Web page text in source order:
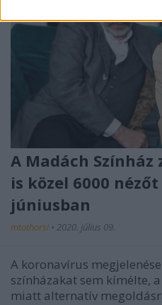
A Madách
is közel 6000
júniusban
mtothorsi • 2020. július 09.
A koronavírus
színházakat sem kímélte,
miatt alternatív